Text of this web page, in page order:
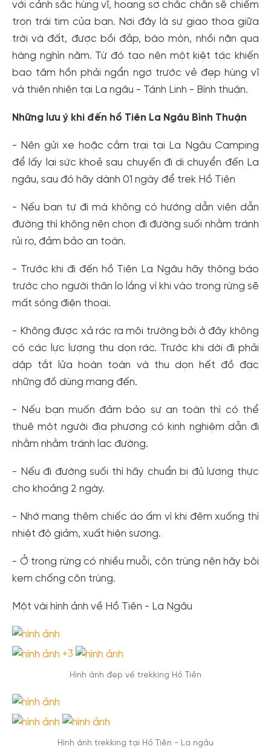
với cảnh sắc hùng vĩ, hoang sơ chắc chắn sẽ chiếm
trọn trái tim của bạn. Nơi đây là sự giao thoa giữa
trời và đất, được bồi đắp, bào mòn, nhồi nặn qua
hàng nghìn năm. Từ đó tạo nên một kiệt tác khiến
bao tâm hồn phải ngẩn ngơ trước vẻ đẹp hùng vĩ
và thiên nhiên tại La ngâu - Tánh Linh - Bình thuận.
Những lưu ý khi đến hồ Tiên La Ngâu Bình Thuận
- Nên gửi xe hoặc cắm trại tại La Ngâu Camping
để lấy lại sức khoẻ sau chuyến đi di chuyển đến La
ngâu, sau đó hãy dành 01 ngày để trek Hồ Tiên
- Nếu bạn tự đi mà không có hướng dẫn viên dẫn
đường thì không nên chọn đi đường suối nhằm tránh
rủi ro, đảm bảo an toàn.
- Trước khi đi đến hồ Tiên La Ngâu hãy thông báo
trước cho người thân lo lắng vì khi vào trong rừng sẽ
mất sóng điện thoại.
- Không được xả rác ra môi trường bởi ở đây không
có các lực lượng thu dọn rác. Trước khi dời đi phải
dập tắt lửa hoàn toàn và thu dọn hết đồ đạc
những đồ dùng mang đến.
- Nếu bạn muốn đảm bảo sự an toàn thì có thể
thuê một người địa phương có kinh nghiệm dẫn đi
nhằm nhằm tránh lạc đường.
- Nếu đi đường suối thì hãy chuẩn bị đủ lương thực
cho khoảng 2 ngày.
- Nhớ mang thêm chiếc áo ấm vì khi đêm xuống thì
nhiệt độ giảm, xuất hiện sương.
- Ở trong rừng có nhiều muỗi, côn trùng nên hãy bôi
kem chống côn trùng.
Một vài hình ảnh về Hồ Tiên - La Ngâu
+3
Hình ảnh đẹp về trekking Hồ Tiên
Hình ảnh trekking tại Hồ Tiên - La ngâu